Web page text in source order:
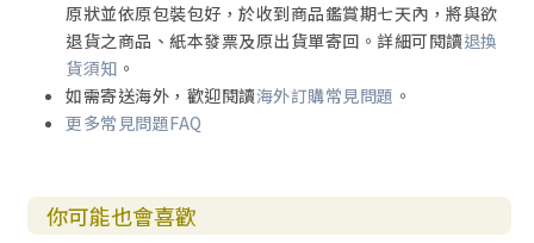
原狀並依原包裝包好，於收到商品鑑賞期七天內，將與欲
退貨之商品、紙本發票及原出貨單寄回。詳細可閱讀退換
貨須知 。
如需寄送海外，歡迎閱讀海外訂購常見問題 。
更多常見問題FAQ
你可能也會喜歡